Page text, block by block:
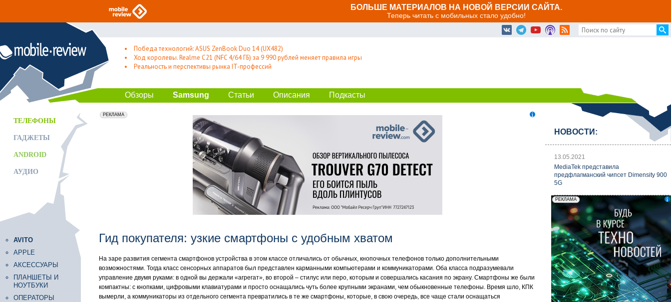
БОЛЬШЕ МАТЕРИАЛОВ НА НОВОЙ ВЕРСИИ САЙТА.
Теперь читать с мобильных стало удобно!
Победа технологий: ASUS ZenBook Duo 14 (UX482)
Ход королевы. Realme C21 (NFC 4/64 ГБ) за 9 990 рублей меняет правила игры
Реальность и перспективы рынка IT-профессий
Обзоры Samsung Статьи Описания Подкасты
ТЕЛЕФОНЫ
ГАДЖЕТЫ
ANDROID
АУДИО
AVITO
APPLE
АКСЕССУАРЫ
ПЛАНШЕТЫ И
НОУТБУКИ
ОПЕРАТОРЫ
erid: 2VfnxxmNzs5
РЕКЛАМА
Гид покупателя: узкие смартфоны с удобным хватом
На заре развития сегмента смартфонов устройства в этом классе отличались от обычных, кнопочных телефонов только дополнительными
возможностями. Тогда класс сенсорных аппаратов был представлен карманными компьютерами и коммуникаторами. Оба класса подразумевали
управление двумя руками: в одной вы держали «агрегат», во второй – стилус или перо, которым и совершались касания по экрану. Смартфоны же были
компактны: с кнопками, цифровыми клавиатурами и просто оснащались чуть более крупными экранами, чем обыкновенные телефоны. Время шло, КПК
вымерли, а коммуникаторы из отдельного сегмента превратились в те же смартфоны, которые, в свою очередь, все чаще стали оснащаться
НОВОСТИ:
13.05.2021
MediaTek представила
предфлагманский чипсет Dimensity 900
5G